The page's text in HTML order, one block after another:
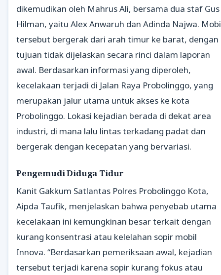
dikemudikan oleh Mahrus Ali, bersama dua staf Gus
Hilman, yaitu Alex Anwaruh dan Adinda Najwa.
tersebut bergerak dari arah timur ke barat, dengan
tujuan tidak dijelaskan secara rinci dalam laporan
awal. Berdasarkan informasi yang diperoleh,
kecelakaan terjadi di Jalan Raya Probolinggo, yang
merupakan jalur utama untuk akses ke kota
Probolinggo. Lokasi kejadian berada di dekat area
industri, di mana lalu lintas terkadang padat dan
bergerak dengan kecepatan yang bervariasi.
Pengemudi Diduga Tidur
Kanit Gakkum Satlantas Polres Probolinggo Kota,
Aipda Taufik, menjelaskan bahwa penyebab utama
kecelakaan ini kemungkinan besar terkait dengan
kurang konsentrasi atau kelelahan sopir mobil
Innova. “Berdasarkan pemeriksaan awal, kejadian
tersebut terjadi karena sopir kurang fokus atau